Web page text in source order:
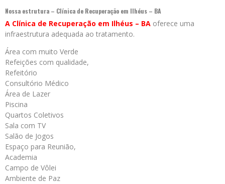
Nossa estrutura – Clínica de Recuperação em Ilhéus – BA
A Clínica de Recuperação em Ilhéus – BA oferece uma
infraestrutura adequada ao tratamento.
Área com muito Verde
Refeições com qualidade,
Refeitório
Consultório Médico
Área de Lazer
Piscina
Quartos Coletivos
Sala com TV
Salão de Jogos
Espaço para Reunião,
Academia
Campo de Vôlei
Ambiente de Paz